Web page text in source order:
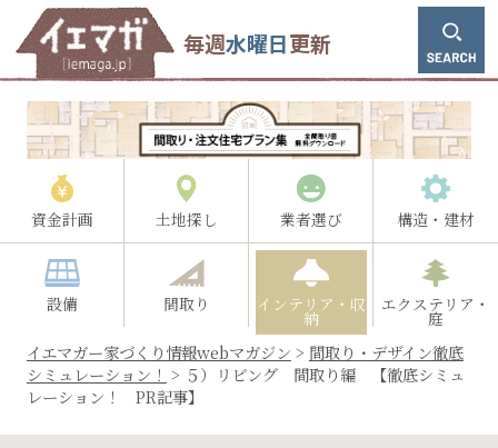
毎週水曜日更新
資金計画 土地探し 業者選び 構造・建材
設備 間取り インテリア・収
納
エクステリア・
庭
イエマガー家づくり情報webマガジン > 間取り・デザイン徹底
シミュレーション！ > ５）リビング 間取り編 【徹底シミュ
レーション！ PR記事】